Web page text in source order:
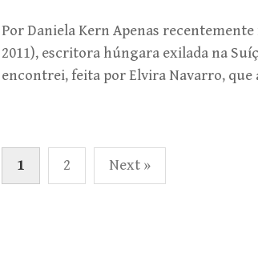
Por Daniela Kern Apenas
2011), escritora húngara exilada na
encontrei, feita por Elvira Navarro, que
Paginação
de
1 2 Next »